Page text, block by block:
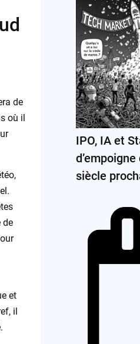
de
où il
de
et
il
IPO, IA et
siècle